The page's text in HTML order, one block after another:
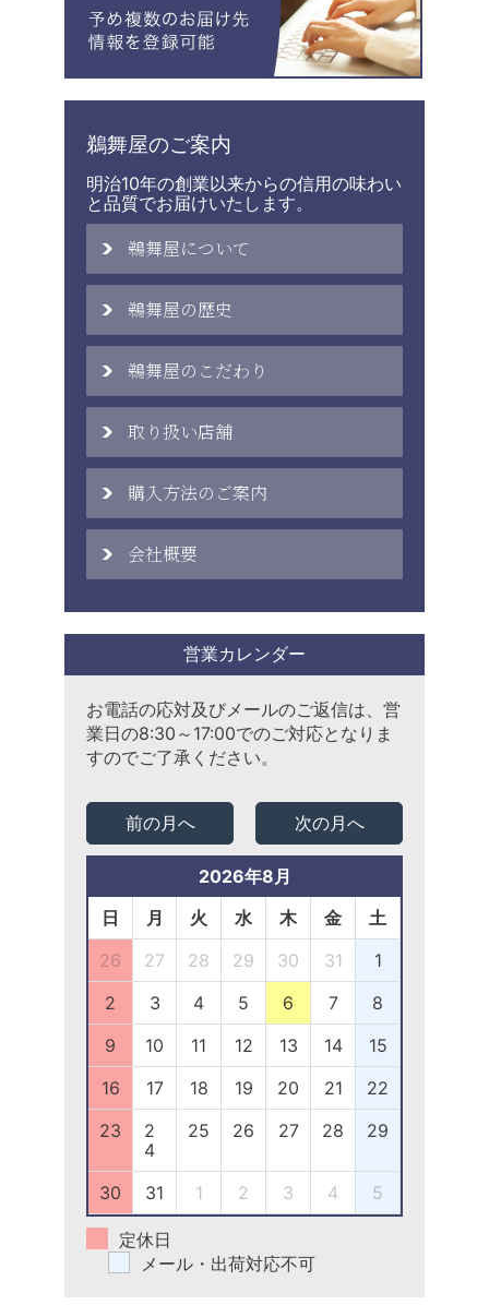
鵜舞屋のご案内
明治10年の創業以来からの信用の味わい
と品質でお届けいたします。
鵜舞屋について
鵜舞屋の歴史
鵜舞屋のこだわり
取り扱い店舗
購入方法のご案内
会社概要
営業カレンダー
お電話の応対及びメールのご返信は、営
業日の8:30～17:00でのご対応となりま
すのでご了承ください。
2026年8月
前の月へ 次の月へ
日 月 火 水 木 金
土
26
27 28 29 30 31
1
2
3 4 5 6 7
8
9
10 11 12 13 14
15
16
17 18 19 20 21
22
23
2
4
25 26 27 28 29
30 31 1 2 3 4 5
定休日
メール・出荷対応不可